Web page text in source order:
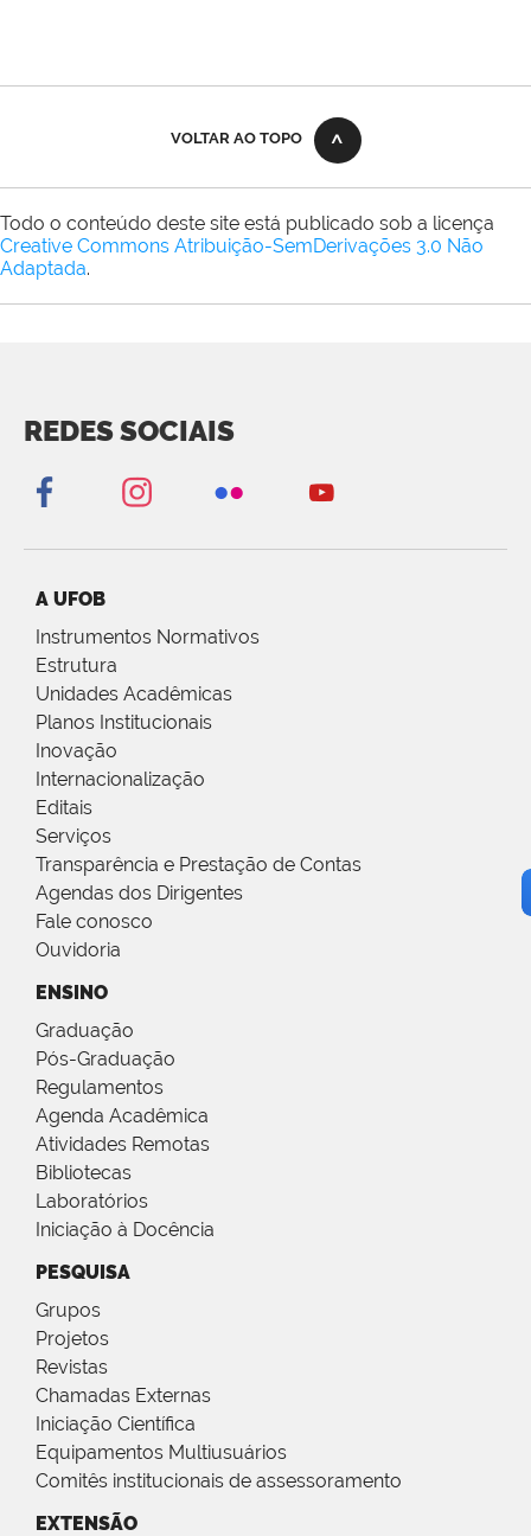
VOLTAR AO TOPO
Todo o conteúdo deste site está publicado sob a licença
Creative Commons Atribuição-SemDerivações 3.0 Não
Adaptada.
REDES SOCIAIS
A UFOB
Instrumentos Normativos
Estrutura
Unidades Acadêmicas
Planos Institucionais
Inovação
Internacionalização
Editais
Serviços
Transparência e Prestação de Contas
Agendas dos Dirigentes
Fale conosco
Ouvidoria
ENSINO
Graduação
Pós-Graduação
Regulamentos
Agenda Acadêmica
Atividades Remotas
Bibliotecas
Laboratórios
Iniciação à Docência
PESQUISA
Grupos
Projetos
Revistas
Chamadas Externas
Iniciação Científica
Equipamentos Multiusuários
Comitês institucionais de assessoramento
EXTENSÃO